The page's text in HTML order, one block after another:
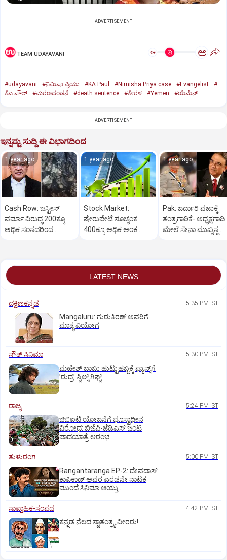
ADVERTISEMENT
TEAM UDAYAVANI ಅ ಅ
#udayavani #ನಿಮಿಷಾ ಪ್ರಿಯಾ #KA Paul #Nimisha Priya case #Evangelist
#
ಕೆಎ ಪೌಲ್
#ಮರಣದಂಡನೆ #death sentence #ಕೇರಳ #Yemen #ಯೆಮೆನ್‌
ADVERTISEMENT
ಇನ್ನಷ್ಟು ಸುದ್ದಿ ಈ ವಿಭಾಗದಿಂದ
1 year ago
Cash Row: ಜಸ್ಟೀಸ್‌
ವರ್ಮಾ ವಿರುದ್ಧ 200ಕ್ಕೂ
ಅಧಿಕ ಸಂಸದರಿಂದ
1 year ago
Stock Market:
ಷೇರುಪೇಟೆ ಸೂಚ್ಯಂಕ
400ಕ್ಕೂ ಅಧಿಕ ಅಂಕ
1 year ago
Pak: ಜರ್ದಾರಿ ವಜಾಕ್ಕೆ
ತಂತ್ರಗಾರಿಕೆ- ಅಧ್ಯಕ್ಷಗಾದಿ
ಮೇಲೆ ಸೇನಾ ಮುಖ್ಯಸ್ಥ
LATEST NEWS
ದಕ್ಷಿಣಕನ್ನಡ 5:35 PM IST
Mangaluru: ಗುರುಕಿರಣ್ ಅವರಿಗೆ
ಮಾತೃ ವಿಯೋಗ
ಸೌತ್‌ ಸಿನಿಮಾ 5:30 PM IST
ಮಹೇಶ್‌ ಬಾಬು ಹುಟ್ಟುಹಬ್ಬಕ್ಕೆ ಫ್ಯಾನ್ಸ್‌ಗೆ
ʼರುದ್ರʼ ಸ್ಟಿಲ್ಸ್‌ ಗಿಫ್ಟ್
ರಾಜ್ಯ 5:24 PM IST
ಜಿಬಿಐಟಿ ಯೋಜನೆಗೆ ಭೂಸ್ವಾಧೀನ
ವಿರೋಧ: ಬಿಜೆಪಿ-ಜೆಡಿಎಸ್‌ ಜಂಟಿ
ಪಾದಯಾತ್ರೆ ಆರಂಭ
ತುಳುರಂಗ 5:00 PM IST
Rangantaranga EP-2: ದೇವದಾಸ್
ಕಾಪಿಕಾಡ್‌ ಅವರ ಎರಡನೇ ನಾಟಕ
ಮುಂದೆ ಸಿನಿಮಾ ಆಯ್ತು..
ಸಾಪ್ತಾಹಿಕ-ಸಂಪದ 4:42 PM IST
ಕನ್ನಡ ನೆಲದ ಸ್ವಾತಂತ್ರ್ಯ ವೀರರು!